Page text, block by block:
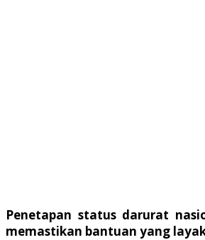
Penetapan status darurat
memastikan bantuan yang